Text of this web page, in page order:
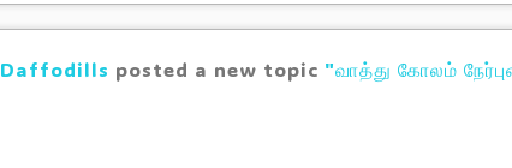
Daffodills posted a new topic "வாத்து கோலம்